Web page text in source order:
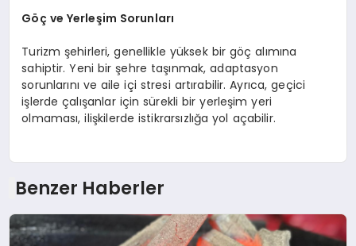
Göç ve Yerleşim Sorunları
Turizm şehirleri, genellikle yüksek bir göç alımına
sahiptir. Yeni bir şehre taşınmak, adaptasyon
sorunlarını ve aile içi stresi artırabilir. Ayrıca, geçici
işlerde çalışanlar için sürekli bir yerleşim yeri
olmaması, ilişkilerde istikrarsızlığa yol açabilir.
Benzer Haberler